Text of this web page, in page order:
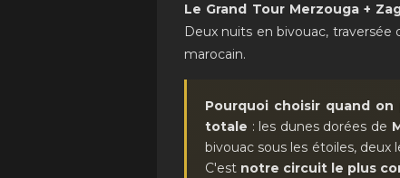
Le Grand Tour Merzouga +
Deux nuits en bivouac, traversée
marocain.
Pourquoi choisir quand
totale : les dunes dorées de
bivouac sous les étoiles, deux
C'est notre circuit le plus